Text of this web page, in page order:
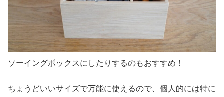
ソーイングボックスにしたりするのもおすすめ！
ちょうどいいサイズで万能に使えるので、個人的には特に